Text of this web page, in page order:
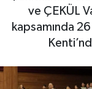
ve ÇEKÜL
kapsamında
Gündem
Haberler
Kültür
Son Dakika
Haber Arşivi